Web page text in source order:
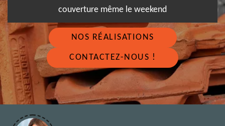
couverture même le weekend
NOS RÉALISATIONS
CONTACTEZ-NOUS !